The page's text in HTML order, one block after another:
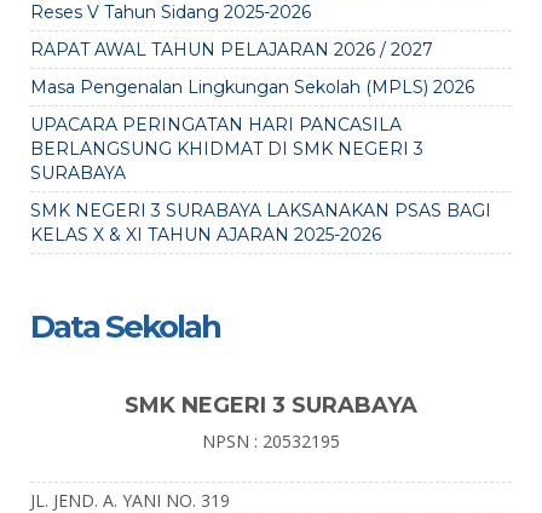
Reses V Tahun Sidang 2025-2026
RAPAT AWAL TAHUN PELAJARAN 2026 / 2027
Masa Pengenalan Lingkungan Sekolah (MPLS) 2026
UPACARA PERINGATAN HARI PANCASILA
BERLANGSUNG KHIDMAT DI SMK NEGERI 3
SURABAYA
SMK NEGERI 3 SURABAYA LAKSANAKAN PSAS BAGI
KELAS X & XI TAHUN AJARAN 2025-2026
Data Sekolah
SMK NEGERI 3 SURABAYA
NPSN : 20532195
JL. JEND. A. YANI NO. 319